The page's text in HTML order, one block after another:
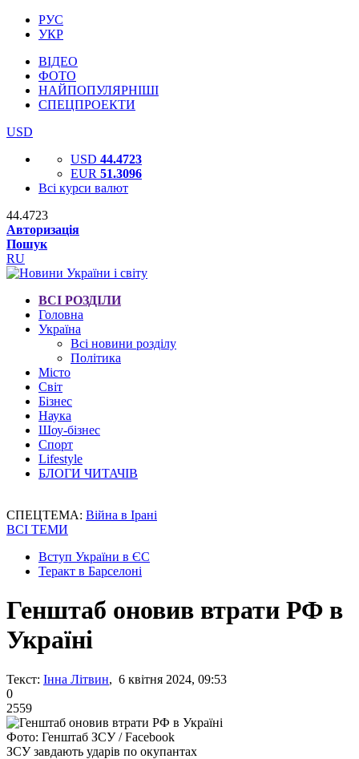
РУС
УКР
ВІДЕО
ФОТО
НАЙПОПУЛЯРНІШІ
СПЕЦПРОЕКТИ
USD
USD 44.4723
EUR 51.3096
Всі курси валют
44.4723
Авторизація
Пошук
RU
ВСІ РОЗДІЛИ
Головна
Україна
Всі новини розділу
Політика
Місто
Світ
Бізнес
Наука
Шоу-бізнес
Спорт
Lifestyle
БЛОГИ ЧИТАЧІВ
СПЕЦТЕМА: Війна в Ірані
ВСІ ТЕМИ
Вступ України в ЄС
Теракт в Барселоні
Генштаб оновив втрати РФ в
Україні
Текст: Інна Літвин, 6 квітня 2024, 09:53
0
2559
Фото: Генштаб ЗСУ / Facebook
ЗСУ завдають ударів по окупантах